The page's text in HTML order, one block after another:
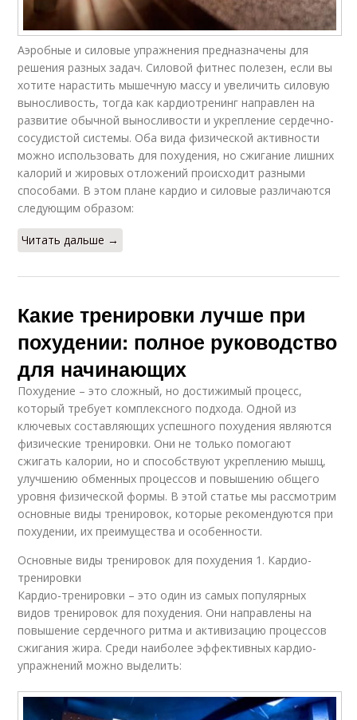
Аэробные и силовые упражнения предназначены для
решения разных задач. Силовой фитнес полезен, если вы
хотите нарастить мышечную массу и увеличить силовую
выносливость, тогда как кардиотренинг направлен на
развитие обычной выносливости и укрепление сердечно-
сосудистой системы. Оба вида физической активности
можно использовать для похудения, но сжигание лишних
калорий и жировых отложений происходит разными
способами. В этом плане кардио и силовые различаются
следующим образом:
Читать дальше →
Какие тренировки лучше при
похудении: полное руководство
для начинающих
Похудение – это сложный, но достижимый процесс,
который требует комплексного подхода. Одной из
ключевых составляющих успешного похудения являются
физические тренировки. Они не только помогают
сжигать калории, но и способствуют укреплению мышц,
улучшению обменных процессов и повышению общего
уровня физической формы. В этой статье мы рассмотрим
основные виды тренировок, которые рекомендуются при
похудении, их преимущества и особенности.
Основные виды тренировок для похудения 1. Кардио-
тренировки
Кардио-тренировки – это один из самых популярных
видов тренировок для похудения. Они направлены на
повышение сердечного ритма и активизацию процессов
сжигания жира. Среди наиболее эффективных кардио-
упражнений можно выделить: